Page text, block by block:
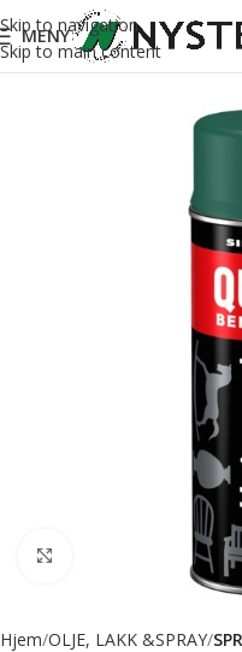
Skip to navigation
Skip to main content
MENY
Hjem OLJE, LAKK &SPRAY